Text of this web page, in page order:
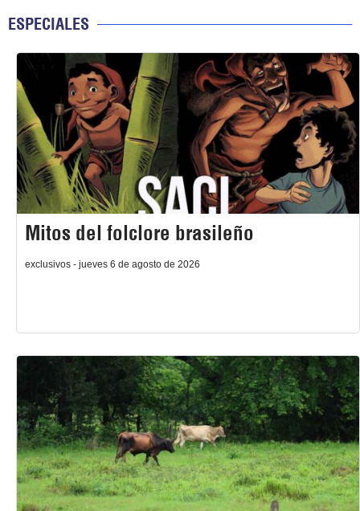
ESPECIALES
Mitos del folclore brasileño
exclusivos - jueves 6 de agosto de 2026